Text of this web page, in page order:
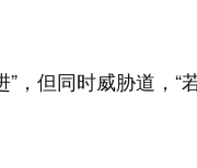
，但同时威胁道，“